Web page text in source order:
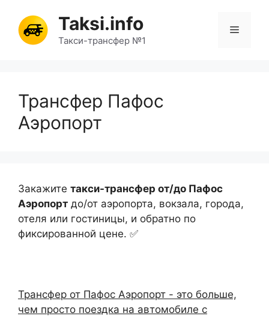
содержимому
Taksi.info
Такси-трансфер №1
Меню
Трансфер Пафос
Аэропорт
Закажите такси-трансфер от/до Пафос
Аэропорт до/от аэропорта, вокзала, города,
отеля или гостиницы, и обратно по
фиксированной цене. ✅
Трансфер от Пафос Аэропорт - это больше,
чем просто поездка на автомобиле с